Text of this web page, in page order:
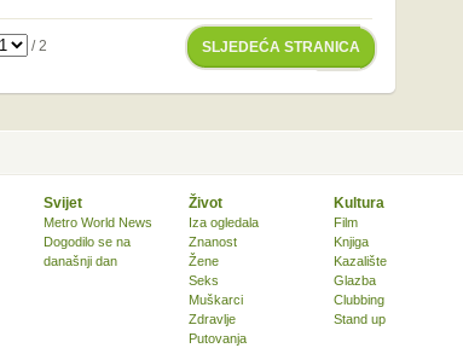
SLJEDEĆA STRANICA
/ 2
Svijet
Metro World News
Dogodilo se na
današnji dan
Život
Iza ogledala
Znanost
Žene
Seks
Muškarci
Zdravlje
Putovanja
Kultura
Film
Knjiga
Kazalište
Glazba
Clubbing
Stand up